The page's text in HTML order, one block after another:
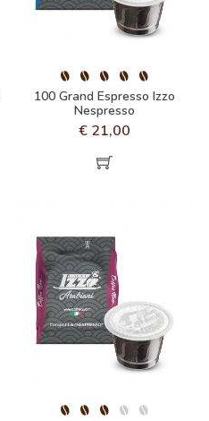
100 Grand Espresso Izzo
Nespresso
€ 21,00